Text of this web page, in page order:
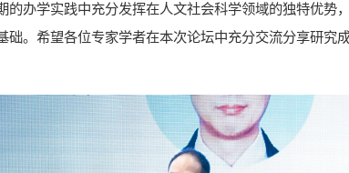
的办学实践中充分发挥在人文社会科学领域的独特优势
础。希望各位专家学者在本次论坛中充分交流分享研究